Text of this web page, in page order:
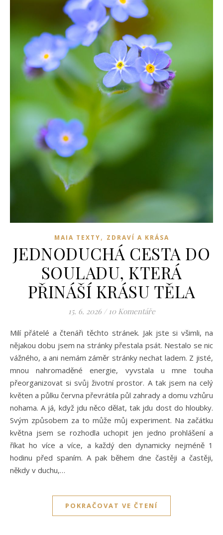
MAIA TEXTY, ZDRAVÍ A KRÁSA
JEDNODUCHÁ CESTA DO
SOULADU, KTERÁ
PŘINÁŠÍ KRÁSU TĚLA
15. 6. 2026 / 10 Komentáře
Milí přátelé a čtenáři těchto stránek. Jak jste si všimli, na
nějakou dobu jsem na stránky přestala psát. Nestalo se nic
vážného, a ani nemám záměr stránky nechat ladem. Z jisté,
mnou nahromaděné energie, vyvstala u mne touha
přeorganizovat si svůj životní prostor. A tak jsem na celý
květen a půlku června převrátila půl zahrady a domu vzhůru
nohama. A já, když jdu něco dělat, tak jdu dost do hloubky.
Svým způsobem za to může můj experiment. Na začátku
května jsem se rozhodla uchopit jen jedno prohlášení a
říkat ho více a více, a každý den dynamicky nejméně 1
hodinu před spaním. A pak během dne častěji a častěji,
někdy v duchu,…
POKRAČOVAT VE ČTENÍ